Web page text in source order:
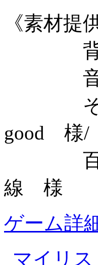
《素材提
背景
音楽提
その他
good 様/
百花繚
線 様
ゲーム詳
マイリ